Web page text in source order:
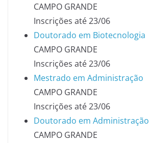
CAMPO GRANDE
Inscrições até 23/06
Doutorado em Biotecnologia
CAMPO GRANDE
Inscrições até 23/06
Mestrado em Administração
CAMPO GRANDE
Inscrições até 23/06
Doutorado em Administração
CAMPO GRANDE